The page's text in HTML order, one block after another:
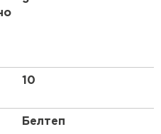
Т подходит для
жилые дома,
центры и другие
оптимальный уровень
существенно
здания.
10
Белтеп
Брит
Knauf